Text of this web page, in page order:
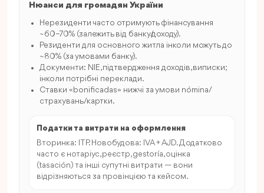
Нюанси для громадян України
Нерезиденти часто отримують фінансування
~60–70% (залежить від банку/доходу).
Резиденти для основного житла інколи можуть до
~80% (за умовами банку).
Документи: NIE, підтвердження доходів, виписки;
інколи потрібні переклади.
Ставки «bonificadas» нижчі за умови nómina/
страхувань/картки.
Податки та витрати на оформлення
Вторинка: ITP. Новобудова: IVA + AJD. Додатково
часто є нотаріус, реєстр, gestoría, оцінка
(tasación) та інші супутні витрати — вони
відрізняються за провінцією та кейсом.